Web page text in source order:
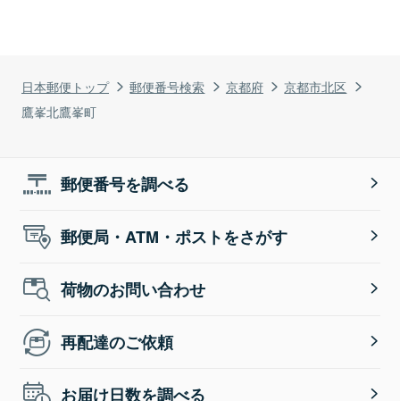
日本郵便トップ 郵便番号検索 京都府
京都市北区
鷹峯北鷹峯町
郵便番号を調べる
郵便局・ATM・ポストをさがす
荷物のお問い合わせ
再配達のご依頼
お届け日数を調べる